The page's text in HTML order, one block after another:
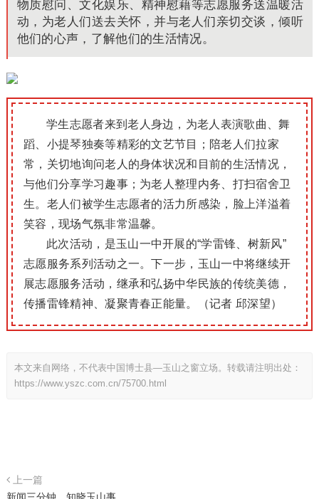
物质慰问、文化娱乐、精神慰藉等志愿服务送温暖活
动，为老人们送去关怀，并与老人们亲切交谈，倾听
他们的心声，了解他们的生活情况。
学生志愿者来到老人身边，为老人表演歌曲、舞
蹈、小提琴独奏等精彩的文艺节目；陪老人们拉家
常，关切地询问老人的身体状况和目前的生活情况，
与他们分享学习趣事；为老人整理内务、打扫宿舍卫
生。老人们被学生志愿者的活力所感染，脸上洋溢着
笑容，现场气氛非常温馨。
此次活动，是玉山一中开展的“学雷锋、树新风”
志愿服务系列活动之一。下一步，玉山一中将继续开
展志愿服务活动，继承和弘扬中华民族的传统美德，
传播雷锋精神、凝聚青春正能量。（记者 邱深望）
本文来自网络，不代表中国博士县—玉山之窗立场。转载请注明出处：
https://www.yszc.com.cn/75700.html
上一篇